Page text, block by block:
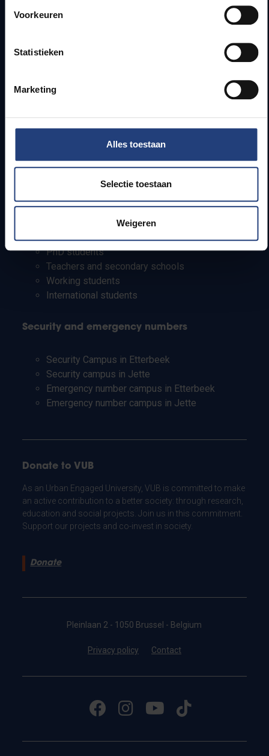
Voorkeuren
Statistieken
Marketing
Alles toestaan
Selectie toestaan
Weigeren
Jobs
How to get to the VUB campuses
Research groups
Campus facilities
Press
Staff
PhD students
Teachers and secondary schools
Working students
International students
Security and emergency numbers
Security Campus in Etterbeek
Security campus in Jette
Emergency number campus in Etterbeek
Emergency number campus in Jette
Donate to VUB
As an Urban Engaged University, VUB is committed to make
an active contribution to a better society: through research,
education and social projects. Join us in this commitment.
Support our projects and co-invest in society.
Donate
Pleinlaan 2 - 1050 Brussel - Belgium
Privacy policy Contact